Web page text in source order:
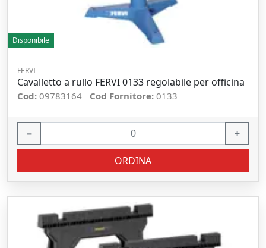
Disponibile
FERVI
Cavalletto a rullo FERVI 0133 regolabile per officina
Cod: 09783164 Cod Fornitore: 0133
− +
ORDINA